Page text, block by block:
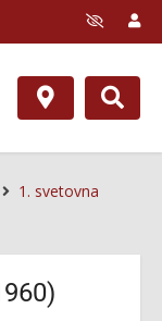
1. svetovna